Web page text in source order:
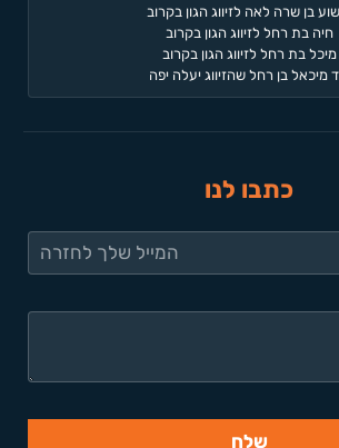
בן שרה לאה לזיווג הגון בקרוב
חיה בת רחל לזיווג הגון בקרוב
מיכל בת רחל לזיווג הגון בקרוב
מיכאל בן רחל שהזיווג יעלה יפה
כתבו לנו